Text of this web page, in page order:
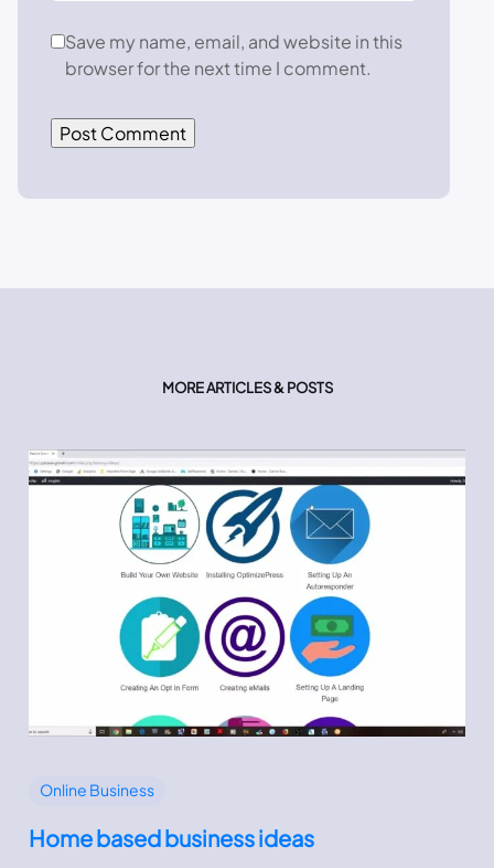
Save my name, email, and website in this
browser for the next time I comment.
MORE ARTICLES & POSTS
Online Business
Home based business ideas